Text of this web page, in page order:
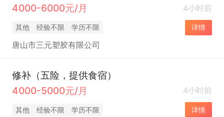
4000-6000元/月
4小时前
其他 经验不限 学历不限 详情
唐山市三元塑胶有限公司
修补（五险，提供食宿）
4000-5000元/月
4小时前
其他 经验不限 学历不限 详情